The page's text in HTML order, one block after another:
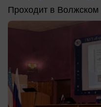
Проходит в Волжском